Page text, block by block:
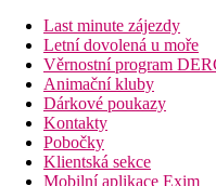
Last minute zájezdy
Letní dovolená u moře
Věrnostní program
Animační kluby
Dárkové poukazy
Kontakty
Pobočky
Klientská sekce
Mobilní aplikace Exim